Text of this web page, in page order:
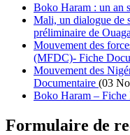
Boko Haram : un an
Mali, un dialogue de
préliminaire de
Mouvement des
(MFDC)- Fiche
Mouvement des
Documentaire (03
Boko Haram – Fiche
Formulaire de